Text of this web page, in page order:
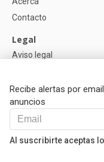
Recibe alertas por
anuncios
Al suscribirte aceptas
Contacto
Legal
Aviso legal
Política de Cookies
Ayuda
Preguntas
Nuestros Partners